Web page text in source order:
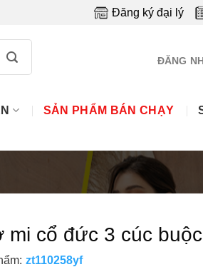
Đăng ký đại lý
ĐĂNG
SẢN PHẨM BÁN CHẠY
mi cổ đức 3 cúc
zt110258yf